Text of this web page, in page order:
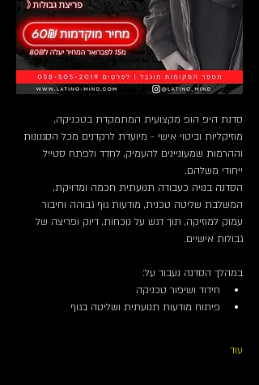
סדנת היפ הופ מקצועית המתמקדת בטכניקה,
מוזיקליות וביטוי אישי - מיועדת לרקדנים מכל הסגנונות
וההרמות שמעוניינים להעמיק, לחדד ולפתח סטייל
ייחודי משלהם.
הסדנה בנויה כעבודה תנועתית חכמה ומדויקת,
המשלבת שליטה טכנית, מודעות גוף גבוהה וחיבור
עמוק למוזיקה, תוך דגש על נוכחות, דיוק ופריצה של
גבולות אישיים.
במהלך הסדנה נעבוד על:
חידוד ושיפור טכניקה
פיתוח מודעות תנועתית ושליטה בגוף
עוד